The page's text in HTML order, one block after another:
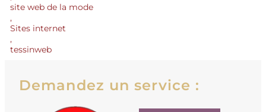
site web de la mode
,
Sites internet
,
tessinweb
Demandez un service :